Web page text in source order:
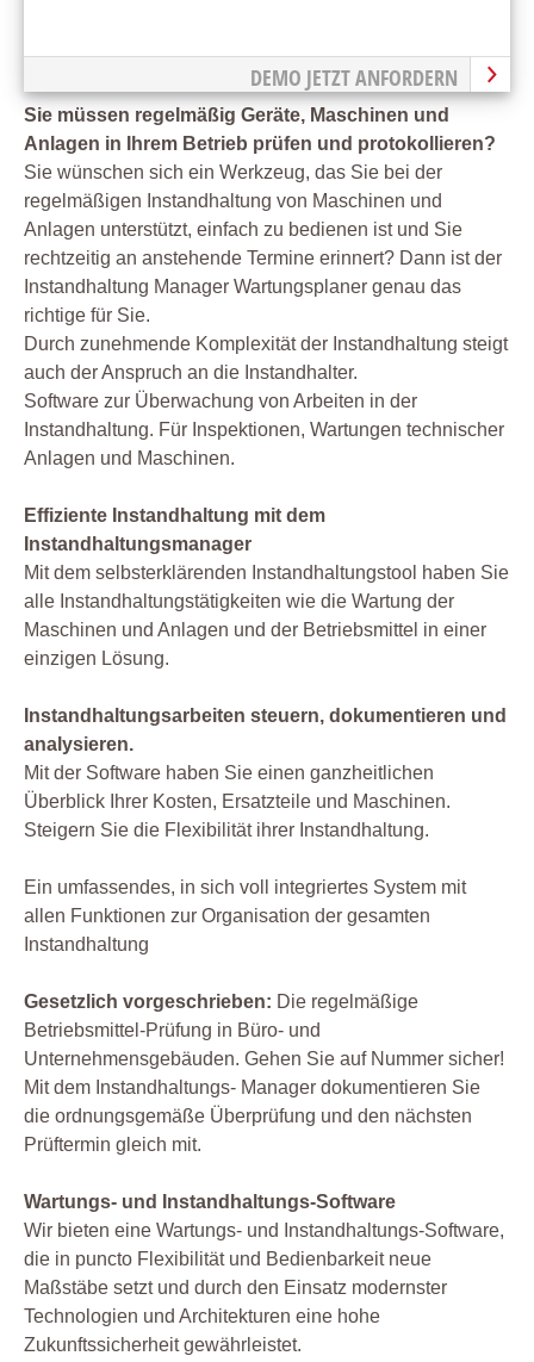
DEMO JETZT ANFORDERN
Sie müssen regelmäßig Geräte, Maschinen und
Anlagen in Ihrem Betrieb prüfen und protokollieren?
Sie wünschen sich ein Werkzeug, das Sie bei der
regelmäßigen Instandhaltung von Maschinen und
Anlagen unterstützt, einfach zu bedienen ist und Sie
rechtzeitig an anstehende Termine erinnert? Dann ist der
Instandhaltung Manager Wartungsplaner genau das
richtige für Sie.
Durch zunehmende Komplexität der Instandhaltung steigt
auch der Anspruch an die Instandhalter.
Software zur Überwachung von Arbeiten in der
Instandhaltung. Für Inspektionen, Wartungen technischer
Anlagen und Maschinen.
Effiziente Instandhaltung mit dem
Instandhaltungsmanager
Mit dem selbsterklärenden Instandhaltungstool haben Sie
alle Instandhaltungstätigkeiten wie die Wartung der
Maschinen und Anlagen und der Betriebsmittel in einer
einzigen Lösung.
Instandhaltungsarbeiten steuern, dokumentieren und
analysieren.
Mit der Software haben Sie einen ganzheitlichen
Überblick Ihrer Kosten, Ersatzteile und Maschinen.
Steigern Sie die Flexibilität ihrer Instandhaltung.
Ein umfassendes, in sich voll integriertes System mit
allen Funktionen zur Organisation der gesamten
Instandhaltung
Gesetzlich vorgeschrieben: Die regelmäßige
Betriebsmittel-Prüfung in Büro- und
Unternehmensgebäuden. Gehen Sie auf Nummer sicher!
Mit dem Instandhaltungs- Manager dokumentieren Sie
die ordnungsgemäße Überprüfung und den nächsten
Prüftermin gleich mit.
Wartungs- und Instandhaltungs-Software
Wir bieten eine Wartungs- und Instandhaltungs-Software,
die in puncto Flexibilität und Bedienbarkeit neue
Maßstäbe setzt und durch den Einsatz modernster
Technologien und Architekturen eine hohe
Zukunftssicherheit gewährleistet.